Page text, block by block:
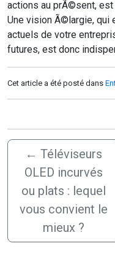
actions au prÃ©sent, est
Une vision Ã©largie, qui
actuels de votre
futures, est donc
Cet article a été posté dans
← Téléviseurs
OLED incurvés
ou plats : lequel
vous convient le
mieux ?